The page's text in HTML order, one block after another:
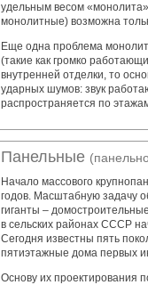
удельным весом «монолита»
монолитные) возможна
Еще одна проблема
(такие как громко
внутренней отделки, то
ударных шумов: звук
распространяется по
Панельные
Начало массового
годов. Масштабную задачу
гиганты –
в сельских районах СССР
Сегодня известны пять
пятиэтажные дома первых
Основу их проектирования